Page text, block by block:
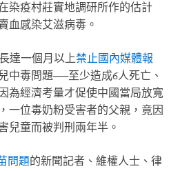
染疫村莊實地調研所作的估計
血感染艾滋病毒。
達一個月以上禁止國內媒體報
中毒問題──至少造成6人死亡、
為經濟考量才促使中國當局放寬
，一位毒奶粉受害者的父親，竟因
兒童而被判刑兩年半。
問題的新聞記者、維權人士、律